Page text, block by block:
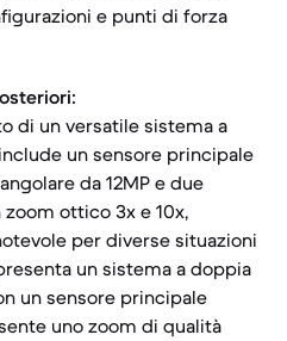
e punti di forza
di un versatile sistema a
un sensore principale
da 12MP e due
ottico 3x e 10x,
per diverse situazioni
un sistema a doppia
un sensore principale
uno zoom di qualità